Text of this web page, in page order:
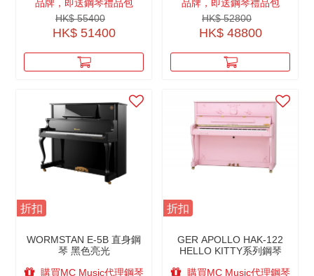
品牌，即送鋼琴禮品包
HK$ 55400
HK$ 51400
品牌，即送鋼琴禮品包
HK$ 52800
HK$ 48800
折扣
WORMSTAN E-5B 直身鋼
琴 黑色亮光
購買MC Music代理鋼琴
折扣
GER APOLLO HAK-122
HELLO KITTY系列鋼琴
購買MC Music代理鋼琴